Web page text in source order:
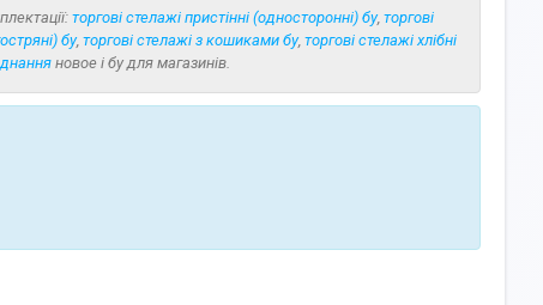
торгові стелажі пристінні (односторонні) бу, торгові
бу, торгові стелажі з кошиками бу, торгові стелажі хлібні
новое і бу для магазинів.